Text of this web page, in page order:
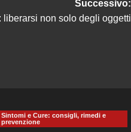
Successivo:
liberarsi non solo degli oggetti
Sintomi e Cure: consigli, rimedi e
prevenzione